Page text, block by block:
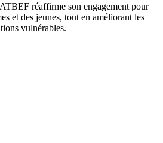
réaffirme son engagement pour
et des jeunes, tout en améliorant les
vulnérables.